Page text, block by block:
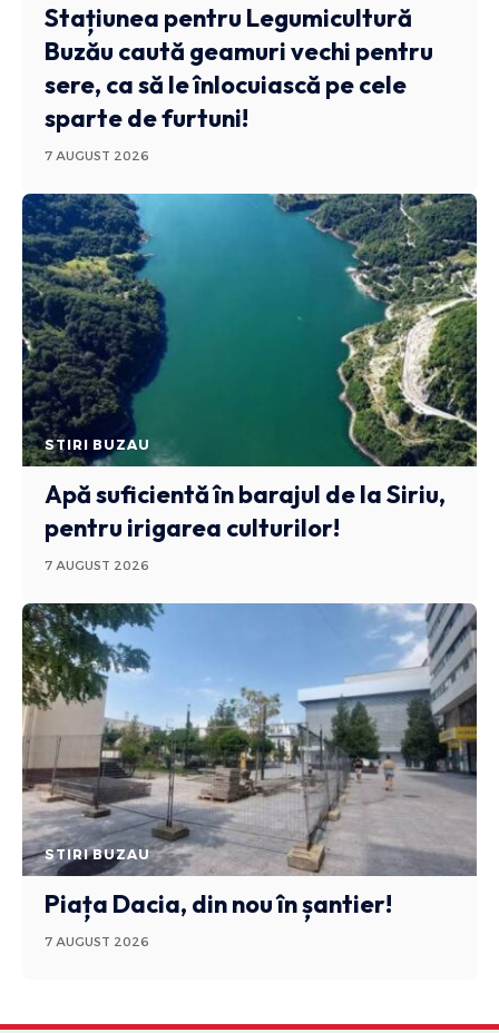
Stațiunea pentru Legumicultură
Buzău caută geamuri vechi pentru
sere, ca să le înlocuiască pe cele
sparte de furtuni!
7 AUGUST 2026
STIRI BUZAU
Apă suficientă în barajul de la Siriu,
pentru irigarea culturilor!
7 AUGUST 2026
STIRI BUZAU
Piața Dacia, din nou în șantier!
7 AUGUST 2026